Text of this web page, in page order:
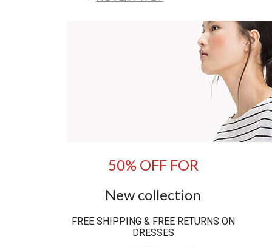
50% OFF FOR
New collection
FREE SHIPPING & FREE RETURNS ON
DRESSES